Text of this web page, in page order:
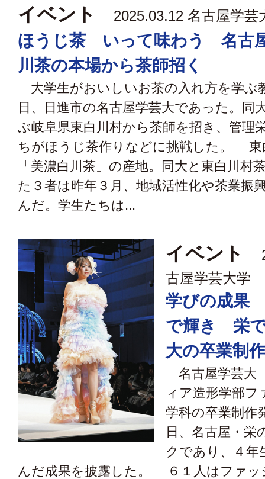
イベント 2025.03.12 名古屋学芸
ほうじ茶 いって味わう 名古
川茶の本場から茶師招く
大学生がおいしいお茶の入れ方を学ぶ
日、日進市の名古屋学芸大であった。同
ぶ岐阜県東白川村から茶師を招き、管理
ちがほうじ茶作りなどに挑戦した。 東
「美濃白川茶」の産地。同大と東白川村
た３者は昨年３月、地域活性化や茶業振
んだ。学生たちは...
イベント
古屋学芸大学
学びの成果
で輝き 栄
大の卒業制
名古屋学芸大
ィア造形学部
学科の卒業制作
日、名古屋・栄
クであり、４年
んだ成果を披露した。 ６１人はファッ